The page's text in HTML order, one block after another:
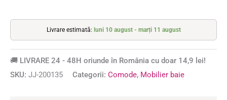
Livrare estimată: luni 10 august - marți 11 august
🚚 LIVRARE 24 - 48H oriunde în România cu doar 14,9 lei!
SKU: JJ-200135 Categorii: Comode, Mobilier baie